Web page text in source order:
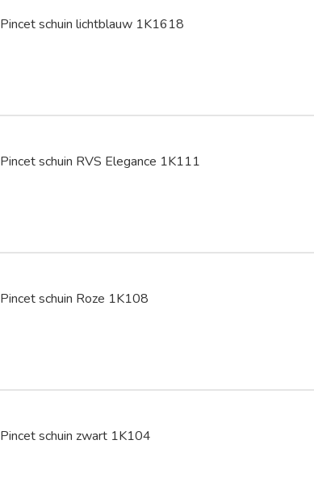
Pincet schuin lichtblauw 1K1618
Pincet schuin RVS Elegance 1K111
Pincet schuin Roze 1K108
Pincet schuin zwart 1K104